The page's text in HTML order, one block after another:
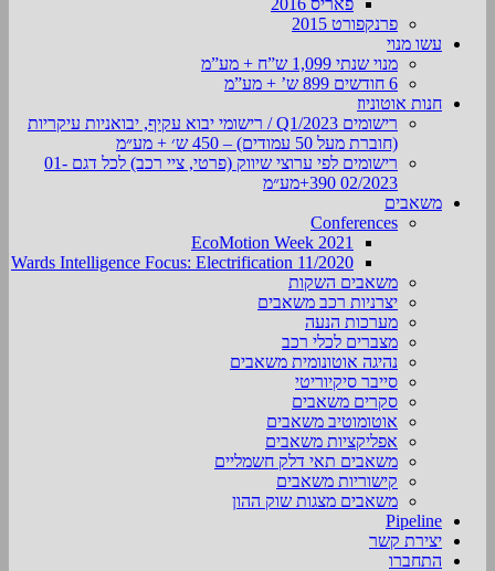
פרנקפורט 2015
עשו מנוי
מנוי שנתי 1,099 ש”ח + מע”מ
6 חודשים 899 ש’ + מע”מ
חנות אוטוניוז
רישומים Q1/2023 / רישומי יבוא עקיף, יבואניות עיקריות
(חוברת מעל 50 עמודים) – 450 ש׳ + מע״מ
רישומים לפי ערוצי שיווק (פרטי, ציי רכב) לכל דגם 01-
02/2023 390+מע״מ
משאבים
Conferences
EcoMotion Week 2021
Wards Intelligence Focus: Electrification 11/2020
משאבים השקות
יצרניות רכב משאבים
מערכות הנעה
מצברים לכלי רכב
נהיגה אוטונומית משאבים
סייבר סיקיוריטי
סקרים משאבים
אוטומוטיב משאבים
אפליקציות משאבים
משאבים תאי דלק חשמליים
קישוריות משאבים
משאבים מצגות שוק ההון
Pipeline
יצירת קשר
התחברו